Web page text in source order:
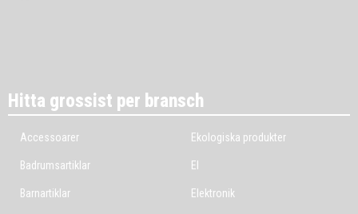
Hitta grossist per bransch
Accessoarer
Badrumsartiklar
Barnartiklar
Ekologiska produkter
El
Elektronik